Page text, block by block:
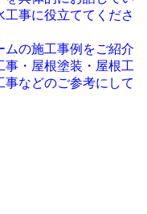
事に役立ててくださ
ムの施工事例をご紹介
事・屋根塗装・屋根工
などのご参考にして